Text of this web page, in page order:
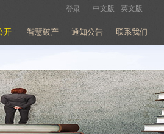
中文版 英文版
登录
开 智慧破产 通知公告 联系我们